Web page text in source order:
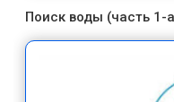
Поиск воды (часть 1-